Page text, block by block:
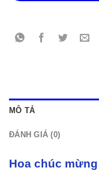
MÔ TẢ
ĐÁNH GIÁ (0)
Hoa chúc mừng